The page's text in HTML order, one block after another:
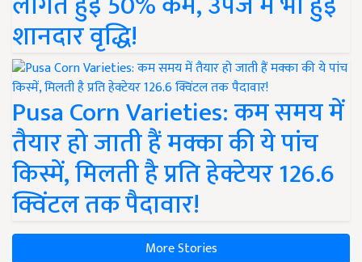
शानदार वृद्धि!
Pusa Corn Varieties: कम समय में
तैयार हो जाती हैं मक्का की ये पांच
किस्में, मिलती है प्रति हेक्टेयर 126.6
क्विंटल तक पैदावार!
More Stories